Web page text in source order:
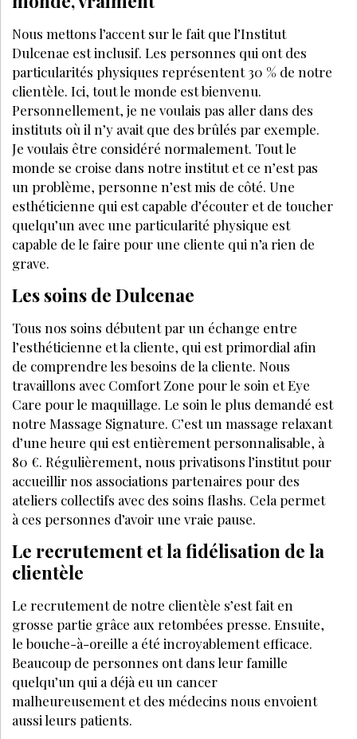
Nous mettons l’accent sur le fait que l’Institut
Dulcenae est inclusif. Les personnes qui ont des
particularités physiques représentent 30 % de notre
clientèle. Ici, tout le monde est bienvenu.
Personnellement, je ne voulais pas aller dans des
instituts où il n’y avait que des brûlés par exemple.
Je voulais être considéré normalement. Tout le
monde se croise dans notre institut et ce n’est pas
un problème, personne n’est mis de côté. Une
esthéticienne qui est capable d’écouter et de toucher
quelqu’un avec une particularité physique est
capable de le faire pour une cliente qui n’a rien de
grave.
Les soins de Dulcenae
Tous nos soins débutent par un échange entre
l’esthéticienne et la cliente, qui est primordial afin
de comprendre les besoins de la cliente. Nous
travaillons avec Comfort Zone pour le soin et Eye
Care pour le maquillage. Le soin le plus demandé est
notre Massage Signature. C’est un massage relaxant
d’une heure qui est entièrement personnalisable, à
80 €. Régulièrement, nous privatisons l’institut pour
accueillir nos associations partenaires pour des
ateliers collectifs avec des soins flashs. Cela permet
à ces personnes d’avoir une vraie pause.
Le recrutement et la fidélisation de la
clientèle
Le recrutement de notre clientèle s’est fait en
grosse partie grâce aux retombées presse. Ensuite,
le bouche-à-oreille a été incroyablement efficace.
Beaucoup de personnes ont dans leur famille
quelqu’un qui a déjà eu un cancer
malheureusement et des médecins nous envoient
aussi leurs patients.